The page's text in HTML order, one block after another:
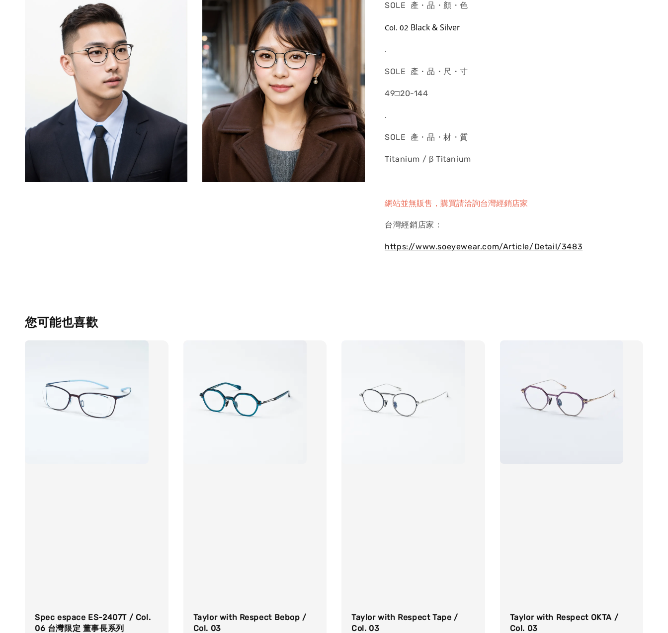
SOLE 產・品・顏・色
Col. 02 Black & Silver
.
SOLE 產・品・尺・寸
49□20-144
.
SOLE 產・品・材・質
Titanium / β Titanium
網站並無販售，購買請洽詢台灣經銷店家
台灣經銷店家：
https://www.soeyewear.com/Article/Detail/3483
您可能也喜歡
Spec espace ES-2407T / Col.
06 台灣限定 董事長系列
Taylor with Respect Bebop /
Col. 03
Taylor with Respect Tape /
Col. 03
Taylor with Respect OKTA /
Col. 03